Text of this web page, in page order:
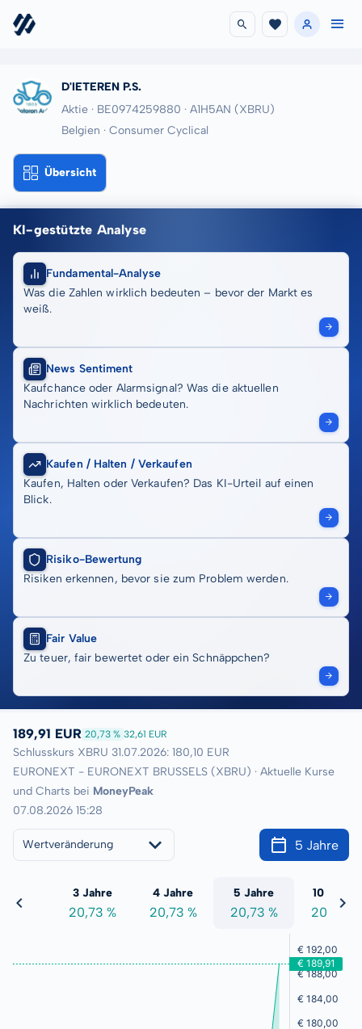
D'IETEREN P.S.
Aktie · BE0974259880 · A1H5AN (XBRU)
Belgien · Consumer Cyclical
Übersicht
KI-gestützte Analyse
Fundamental-Analyse
Was die Zahlen wirklich bedeuten – bevor der Markt es
weiß.
News Sentiment
Kaufchance oder Alarmsignal? Was die aktuellen
Nachrichten wirklich bedeuten.
Kaufen / Halten / Verkaufen
Kaufen, Halten oder Verkaufen? Das KI-Urteil auf einen
Blick.
Risiko-Bewertung
Risiken erkennen, bevor sie zum Problem werden.
Fair Value
Zu teuer, fair bewertet oder ein Schnäppchen?
189,91 EUR 20,73 % 32,61 EUR
Schlusskurs XBRU 31.07.2026: 180,10 EUR
EURONEXT - EURONEXT BRUSSELS (XBRU) · Aktuelle Kurse
und Charts bei MoneyPeak
07.08.2026 15:28
Wertveränderung 5 Jahre
%
3 Jahre
20,73 %
4 Jahre
20,73 %
5 Jahre
20,73 %
10 Jahre
20,73 %